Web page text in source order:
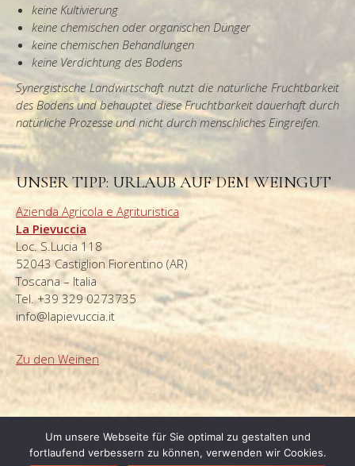
keine Kultivierung
keine chemischen oder organischen Dünger
keine chemischen Behandlungen
keine Verdichtung des Bodens
Synergistische Landwirtschaft nutzt die natürliche Fruchtbarkeit
des Bodens und behauptet diese Fruchtbarkeit dauerhaft durch
natürliche Prozesse und nicht durch menschliches Eingreifen.
UNSER TIPP: URLAUB AUF DEM WEINGUT
Azienda Agricola e Agrituristica
La Pievuccia
Loc. S.Lucia 118
52043 Castiglion Fiorentino (AR)
Toscana – Italia
Tel. +39 329 0273735
info@lapievuccia.it
Zu den Weinen
Um unsere Webseite für Sie optimal zu gestalten und
fortlaufend verbessern zu können, verwenden wir Cookies.